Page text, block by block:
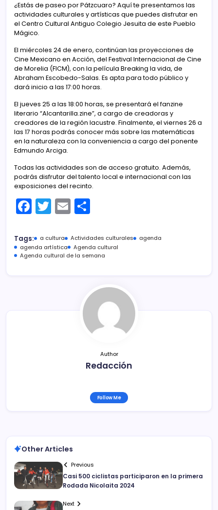
¿Estás de paseo por Pátzcuaro? Aquí te presentamos las
actividades culturales y artísticas que puedes disfrutar en
el Centro Cultural Antiguo Colegio Jesuita de este Pueblo
Mágico.
El miércoles 24 de enero, continúan las proyecciones de
Cine Mexicano en Acción, del Festival Internacional de Cine
de Morelia (FICM), con la película Breaking la vida, de
Abraham Escobedo-Salas. Es apta para todo público y
dará inicio a las 17:00 horas.
El jueves 25 a las 18:00 horas, se presentará el fanzine
literario “Alcantarilla.zine”, a cargo de creadoras y
creadores de la región lacustre. Finalmente, el viernes 26 a
las 17 horas podrás conocer más sobre las matemáticas
en la naturaleza con la conveniencia a cargo del ponente
Edmundo Arciga.
Todas las actividades son de acceso gratuito. Además,
podrás disfrutar del talento local e internacional con las
exposiciones del recinto.
F
a
c
e
T
w
itt
er
E
m
ai
l
m
p
tir
Tags: a cultura Actividades culturales
agenda
agenda artística
Agenda cultural
Agenda cultural de la semana
Author
Redacción
Follow Me
Other Articles
Previous
Casi 500 ciclistas participaron en la primera
Rodada Nicolaita 2024
Next